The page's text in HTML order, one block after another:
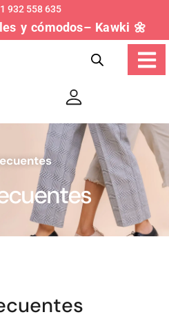
932 558 635
y cómodos– Kawki 🌼